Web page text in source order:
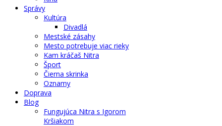
Správy
Kultúra
Divadlá
Mestské zásahy
Mesto potrebuje viac rieky
Kam kráčaš Nitra
Šport
Čierna skrinka
Oznamy
Doprava
Blog
Fungujúca Nitra s Igorom
Kršiakom